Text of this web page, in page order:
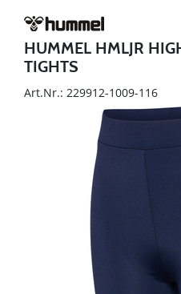
HUMMEL HMLJR
TIGHTS
Art.Nr.: 229912-1009-116